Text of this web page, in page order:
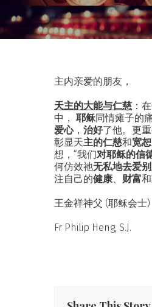
主内亲爱的朋友，
天主的大能与仁慈 ：
中， 耶稣同情瘫子的
爱心， 治好了他。更
彰显天主的仁慈和宽
想，“我们对耶稣的信
何仿效祂无私地去爱
注自己的健康、 财富和
王金祥神父 (耶稣会士)
Fr Philip Heng, S.J.